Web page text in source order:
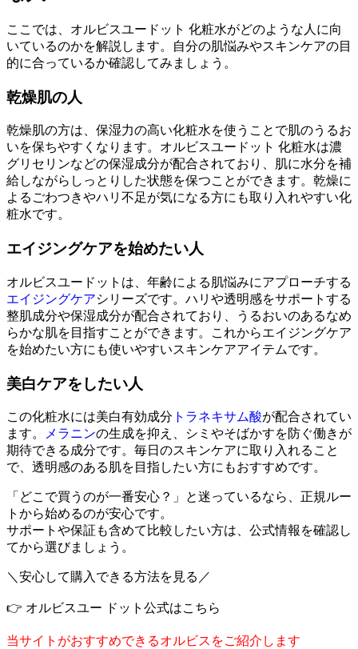
ここでは、オルビスユードット 化粧水がどのような人に向
いているのかを解説します。自分の肌悩みやスキンケアの目
的に合っているか確認してみましょう。
乾燥肌の人
乾燥肌の方は、保湿力の高い化粧水を使うことで肌のうるお
いを保ちやすくなります。オルビスユードット 化粧水は濃
グリセリンなどの保湿成分が配合されており、肌に水分を補
給しながらしっとりした状態を保つことができます。乾燥に
よるごわつきやハリ不足が気になる方にも取り入れやすい化
粧水です。
エイジングケアを始めたい人
オルビスユードットは、年齢による肌悩みにアプローチする
エイジングケアシリーズです。ハリや透明感をサポートする
整肌成分や保湿成分が配合されており、うるおいのあるなめ
らかな肌を目指すことができます。これからエイジングケア
を始めたい方にも使いやすいスキンケアアイテムです。
美白ケアをしたい人
この化粧水には美白有効成分 トラネキサム酸が配合されてい
ます。
メラニンの生成を抑え、シミやそばかすを防ぐ働きが
期待できる成分です。毎日のスキンケアに取り入れること
で、透明感のある肌を目指したい方にもおすすめです。
「どこで買うのが一番安心？」と迷っているなら、正規ルー
トから始めるのが安心です。
サポートや保証も含めて比較したい方は、公式情報を確認し
てから選びましょう。
＼安心して購入できる方法を見る／
👉 オルビスユー ドット公式はこちら
当サイトがおすすめできるオルビスをご紹介します